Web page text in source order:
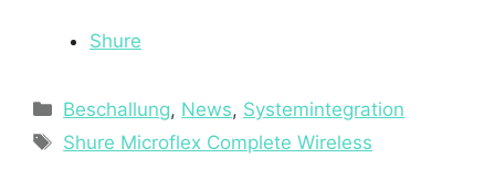
Shure
Kategorien
Beschallung, News, Systemintegration
Schlagwörter
Shure Microflex Complete Wireless